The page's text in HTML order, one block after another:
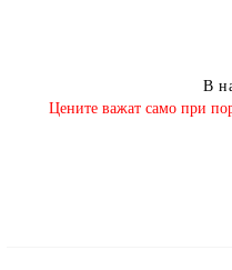
В
​Цените важат само при